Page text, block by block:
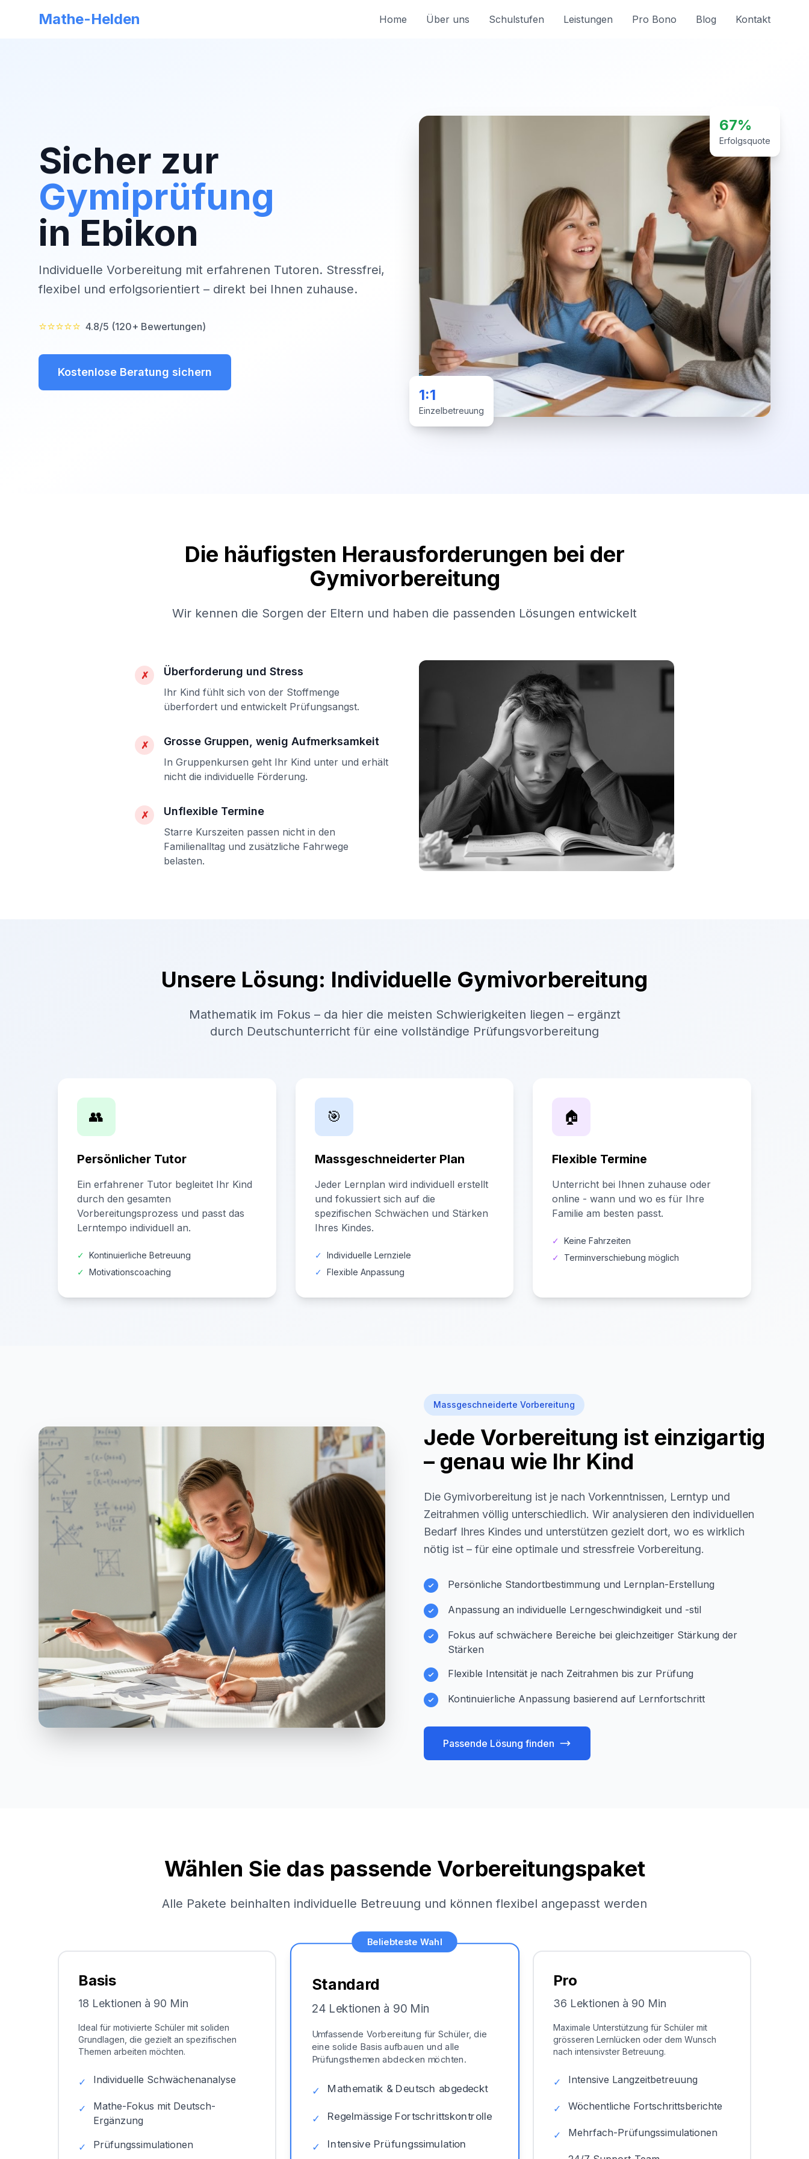
Mathe-Helden Home Über uns Schulstufen Leistungen Pro Bono Blog Kontakt
Sicher zur
Gymiprüfung
in Ebikon
Individuelle Vorbereitung mit erfahrenen Tutoren. Stressfrei,
flexibel und erfolgsorientiert – direkt bei Ihnen zuhause.
⭐⭐⭐⭐⭐ 4.8/5 (120+ Bewertungen)
Kostenlose Beratung sichern
67%
Erfolgsquote
1:1
Einzelbetreuung
Die häufigsten Herausforderungen bei der
Gymivorbereitung
Wir kennen die Sorgen der Eltern und haben die passenden Lösungen entwickelt
✗ Überforderung und Stress
Ihr Kind fühlt sich von der Stoffmenge
überfordert und entwickelt Prüfungsangst.
✗ Grosse Gruppen, wenig Aufmerksamkeit
In Gruppenkursen geht Ihr Kind unter und erhält
nicht die individuelle Förderung.
✗ Unflexible Termine
Starre Kurszeiten passen nicht in den
Familienalltag und zusätzliche Fahrwege
belasten.
Unsere Lösung: Individuelle Gymivorbereitung
Mathematik im Fokus – da hier die meisten Schwierigkeiten liegen – ergänzt
durch Deutschunterricht für eine vollständige Prüfungsvorbereitung
👥
Persönlicher Tutor
Ein erfahrener Tutor begleitet Ihr Kind
durch den gesamten
Vorbereitungsprozess und passt das
Lerntempo individuell an.
✓ Kontinuierliche Betreuung
✓ Motivationscoaching
🎯
Massgeschneiderter Plan
Jeder Lernplan wird individuell erstellt
und fokussiert sich auf die
spezifischen Schwächen und Stärken
Ihres Kindes.
✓ Individuelle Lernziele
✓ Flexible Anpassung
🏠
Flexible Termine
Unterricht bei Ihnen zuhause oder
online - wann und wo es für Ihre
Familie am besten passt.
✓
Keine Fahrzeiten
✓
Terminverschiebung möglich
Massgeschneiderte Vorbereitung
Jede Vorbereitung ist einzigartig
– genau wie Ihr Kind
Die Gymivorbereitung ist je nach Vorkenntnissen, Lerntyp und
Zeitrahmen völlig unterschiedlich. Wir analysieren den individuellen
Bedarf Ihres Kindes und unterstützen gezielt dort, wo es wirklich
nötig ist – für eine optimale und stressfreie Vorbereitung.
Persönliche Standortbestimmung und Lernplan-Erstellung
Anpassung an individuelle Lerngeschwindigkeit und -stil
Fokus auf schwächere Bereiche bei gleichzeitiger Stärkung der
Stärken
Flexible Intensität je nach Zeitrahmen bis zur Prüfung
Kontinuierliche Anpassung basierend auf Lernfortschritt
Passende Lösung finden
Wählen Sie das passende Vorbereitungspaket
Alle Pakete beinhalten individuelle Betreuung und können flexibel angepasst werden
Basis
18 Lektionen à 90 Min
Ideal für motivierte Schüler mit soliden
Grundlagen, die gezielt an spezifischen
Themen arbeiten möchten.
✓ Individuelle Schwächenanalyse
✓
Mathe-Fokus mit Deutsch-
Ergänzung
✓ Prüfungssimulationen
Beliebteste Wahl
Standard
24 Lektionen à 90 Min
Umfassende Vorbereitung für Schüler, die
eine solide Basis aufbauen und alle
Prüfungsthemen abdecken möchten.
✓ Mathematik & Deutsch abgedeckt
✓ Regelmässige Fortschrittskontrolle
✓ Intensive Prüfungssimulation
Pro
36 Lektionen à 90 Min
Maximale Unterstützung für Schüler mit
grösseren Lernlücken oder dem Wunsch
nach intensivster Betreuung.
✓ Intensive Langzeitbetreuung
✓ Wöchentliche Fortschrittsberichte
✓ Mehrfach-Prüfungssimulationen